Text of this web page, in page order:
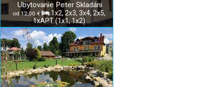
Ubytovanie Peter Skladáni
od 12,00 €
1x2, 2x3, 3x4, 2x5,
1xAPT (1x1, 1x2)